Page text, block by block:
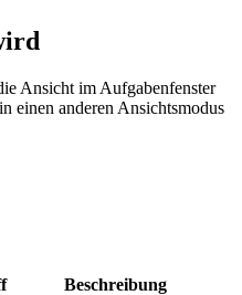
Ansicht im Aufgabenfenster
einen anderen Ansichtsmodus
Beschreibung